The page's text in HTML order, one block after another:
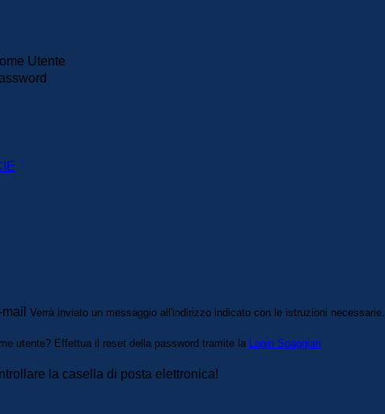
Utente
mail Verrà inviato un messaggio all'indirizzo indicato con le istruzioni necessarie.
utente? Effettua il reset della password tramite la Login Spaggiari
la casella di posta elettronica!